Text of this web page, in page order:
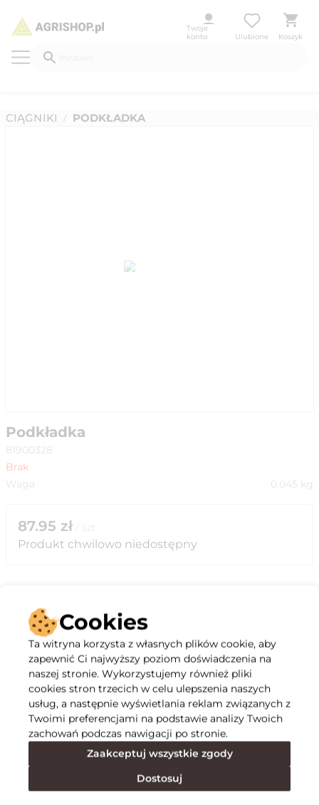
Twoje
konto
Ulubione Koszyk
CIĄGNIKI / PODKŁADKA
Podkładka
81900328
Brak
Waga
0.045 kg
87.95 zł
Produkt chwilowo niedostępny
Opis
Specyfikacja
Polecane
Cookies
Ta witryna korzysta z własnych plików cookie, aby
zapewnić Ci najwyższy poziom doświadczenia na
naszej stronie. Wykorzystujemy również pliki
cookies stron trzecich w celu ulepszenia naszych
usług, a następnie wyświetlania reklam związanych z
Twoimi preferencjami na podstawie analizy Twoich
zachowań podczas nawigacji po stronie.
Zaakceptuj wszystkie zgody
Dostosuj